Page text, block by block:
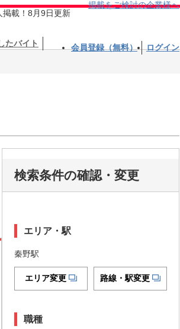
掲載！8月9日更新
掲載をご検討の企業様へ
たバイト 会員登録（無料） ログイン
検索条件の確認・変更
エリア・駅
秦野駅
エリア変更 路線・駅変更
職種